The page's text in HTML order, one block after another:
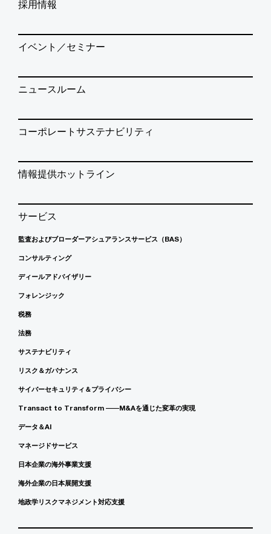
採用情報
イベント／セミナー
ニュースルーム
コーポレートサステナビリティ
情報提供ホットライン
サービス
監査およびブローダーアシュアランスサービス（BAS）
コンサルティング
ディールアドバイザリー
フォレンジック
税務
法務
サステナビリティ
リスク＆ガバナンス
サイバーセキュリティ＆プライバシー
Transact to Transform ――M&Aを通じた変革の実現
データ＆AI
マネージドサービス
日本企業の海外事業支援
海外企業の日本展開支援
地政学リスクマネジメント対応支援